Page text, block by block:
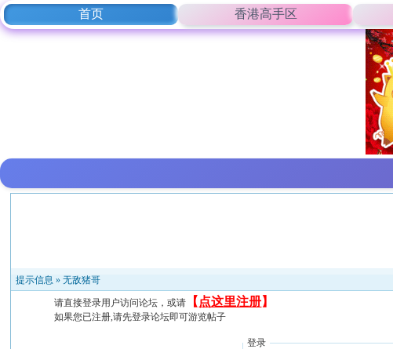
首页 香港高手区
提示信息 »无敌猪哥
请直接登录用户访问论坛，或请 【 点这里注册】
如果您已注册,请先登录论坛即可游览帖子
登录